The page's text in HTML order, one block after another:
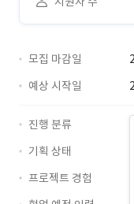
모집 마감일
예상 시작일
진행 분류
기획 상태
프로젝트 경험